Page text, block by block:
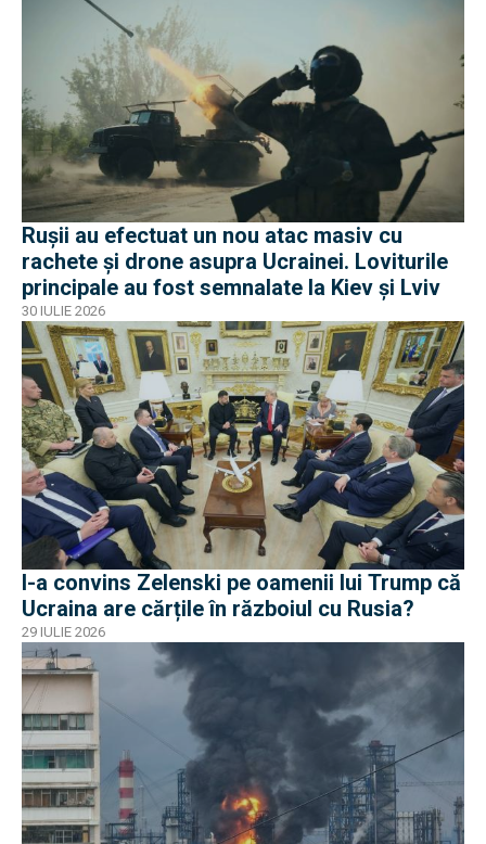
Rușii au efectuat un nou atac masiv cu
rachete și drone asupra Ucrainei. Loviturile
principale au fost semnalate la Kiev și Lviv
30 IULIE 2026
I-a convins Zelenski pe oamenii lui Trump că
Ucraina are cărțile în războiul cu Rusia?
29 IULIE 2026